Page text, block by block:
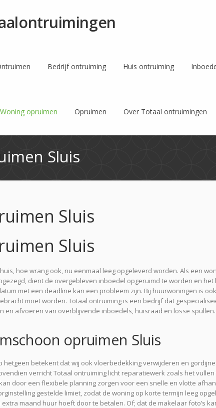
Bedrijf ontruiming Huis ontruiming
Woning opruimen Opruimen Over Totaal ontruimingen
Sluis
Sluis
Sluis
hoe wrang ook, nu eenmaal leeg opgeleverd worden. Als een
dient de overgebleven inboedel opgeruimd te worden en
met een deadline kan een probleem zijn. Bij huurwoningen is
moet worden. Totaal ontruiming is een bedrijf dat
en afvoeren van overblijvende inboedels, huisraad en losse spullen.
opruimen Sluis
hetgeen betekent dat wij ook vloerbedekking verwijderen en
verricht Totaal ontruiming licht reparatiewerk zoals het
door een flexibele planning zorgen voor een snelle en vlotte
gestelde limiet, zodat de woning op korte termijn leeg
maand huur hoeft door te betalen. Of; dat de makelaar foto’s